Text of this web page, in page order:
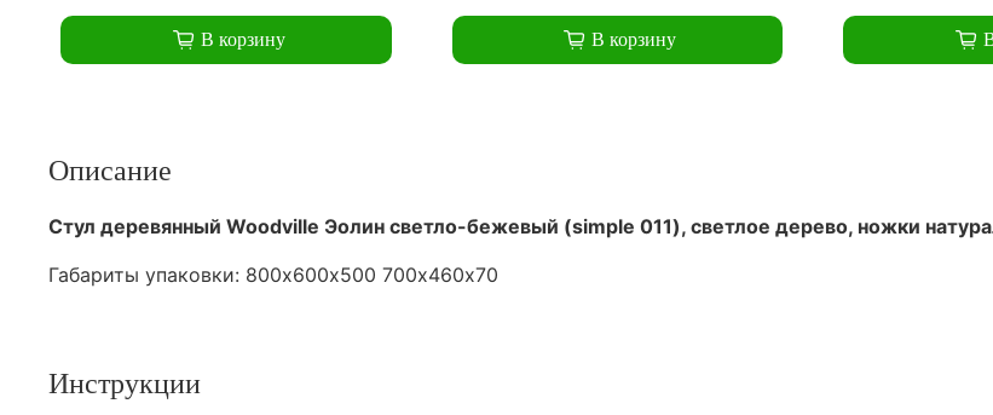
В корзину В корзину
Описание
Стул деревянный Woodville Эолин светло-бежевый (simple 011), светлое дерево, ножки
Габариты упаковки: 800х600х500 700х460х70
Инструкции